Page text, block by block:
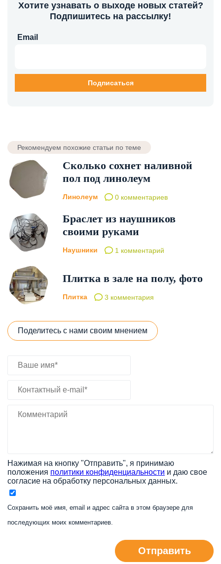
Хотите узнавать о выходе новых статей?
Подпишитесь на рассылку!
Email
Рекомендуем похожие статьи по теме
Сколько сохнет наливной
пол под линолеум
Линолеум 0 комментариев
Браслет из наушников
своими руками
Наушники 1 комментарий
Плитка в зале на полу, фото
Плитка 3 комментария
Поделитесь с нами своим мнением
Нажимая на кнопку "Отправить", я принимаю
положения политики конфиденциальности и даю свое
согласие на обработку персональных данных.
Сохранить моё имя, email и адрес сайта в этом браузере для
последующих моих комментариев.
Отправить